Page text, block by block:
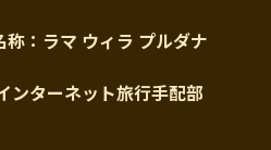
称：ラマ ウィラ プルダナ
ンターネット旅行手配部